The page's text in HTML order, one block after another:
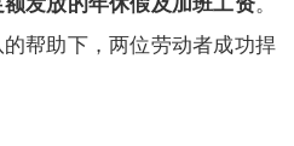
帮助下，两位劳动者成功捍